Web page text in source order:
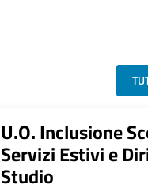
U.O. Inclusione
Servizi Estivi e
Studio